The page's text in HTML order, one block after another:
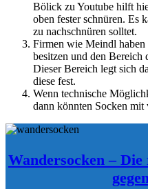
Bölick zu Youtube hilft
oben fester schnüren. Es
zu nachschnüren solltet.
Firmen wie Meindl
besitzen und den Bereich
Dieser Bereich legt sich
diese fest.
Wenn technische
dann könnten Socken mit
Wandersocken –